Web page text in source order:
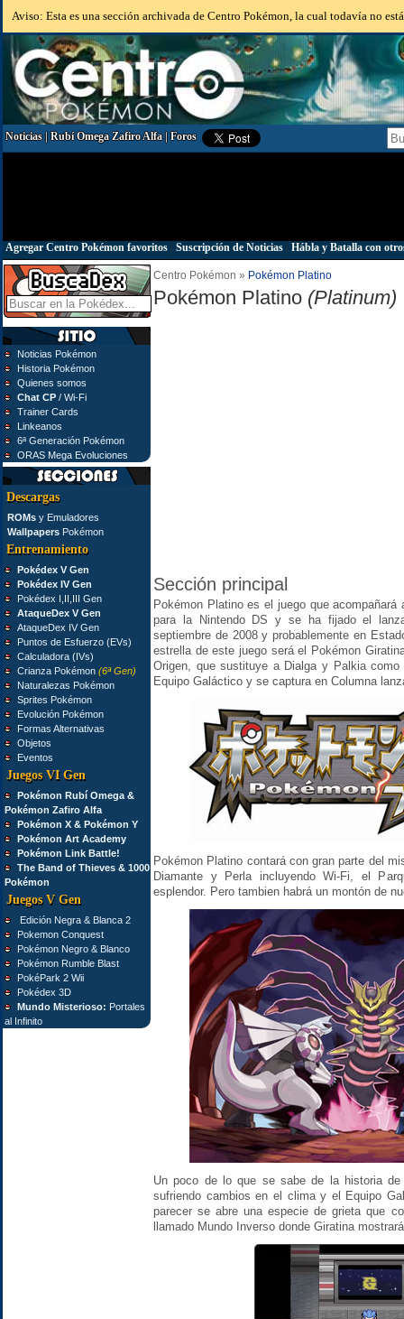
Aviso: Esta es una sección archivada de Centro Pokémon, la cual todavía no
Noticias|Rubí Omega Zafiro Alfa|Foros
Agregar Centro Pokémon favoritos Suscripción de Noticias Hábla y Batalla con
Noticias Pokémon
Historia Pokémon
Quienes somos
Chat CP / Wi-Fi
Trainer Cards
Linkeanos
6ª Generación Pokémon
ORAS Mega Evoluciones
Descargas
ROMs y Emuladores
Wallpapers Pokémon
Entrenamiento
Pokédex V Gen
Pokédex IV Gen
Pokédex I,II,III Gen
AtaqueDex V Gen
AtaqueDex IV Gen
Puntos de Esfuerzo (EVs)
Calculadora (IVs)
Crianza Pokémon (6ª Gen)
Naturalezas Pokémon
Sprites Pokémon
Evolución Pokémon
Formas Alternativas
Objetos
Eventos
Juegos VI Gen
Pokémon Rubí Omega &
Pokémon Zafiro Alfa
Pokémon X & Pokémon Y
Pokémon Art Academy
Pokémon Link Battle!
The Band of Thieves & 1000
Pokémon
Juegos V Gen
Edición Negra & Blanca 2
Pokemon Conquest
Pokémon Negro & Blanco
Pokémon Rumble Blast
PokéPark 2 Wii
Pokédex 3D
Mundo Misterioso: Portales
al Infinito
Centro Pokémon » Pokémon Platino
Pokémon Platino (Platinum)
Sección principal
Pokémon Platino es el juego que
para la Nintendo DS y se ha fijado el
septiembre de 2008 y probablemente en
estrella de este juego será el Pokémon
Origen, que sustituye a Dialga y Palkia
Equipo Galáctico y se captura en Columna
Pokémon Platino contará con gran parte del
Diamante y Perla incluyendo Wi-Fi, el
esplendor. Pero tambien habrá un montón de
Un poco de lo que se sabe de la historia
sufriendo cambios en el clima y el Equipo
parecer se abre una especie de grieta que
llamado Mundo Inverso donde Giratina